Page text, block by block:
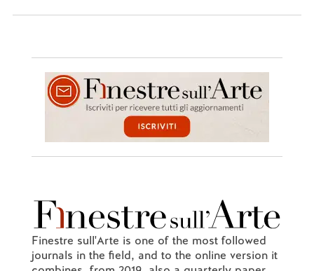
Finestre sull'Arte is one of the most followed
journals in the field, and to the online version it